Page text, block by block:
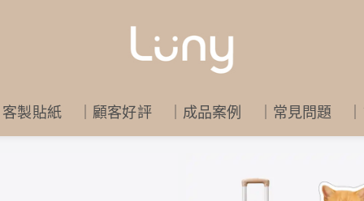
製貼紙 ｜顧客好評 ｜成品案例 ｜常見問題